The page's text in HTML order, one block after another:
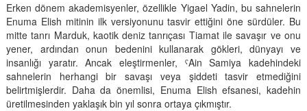
Erken dönem akademisyenler, özellikle Yigael Yadin, bu sahnelerin
Enuma Elish mitinin ilk versiyonunu tasvir ettiğini öne sürdüler. Bu
mitte tanrı Marduk, kaotik deniz tanrıçası Tiamat ile savaşır ve onu
yener, ardından onun bedenini kullanarak gökleri, dünyayı ve
insanlığı yaratır. Ancak eleştirmenler, ˁAin Samiya kadehindeki
sahnelerin herhangi bir savaşı veya şiddeti tasvir etmediğini
belirtmişlerdir. Daha da önemlisi, Enuma Elish efsanesi, kadehin
üretilmesinden yaklaşık bin yıl sonra ortaya çıkmıştır.